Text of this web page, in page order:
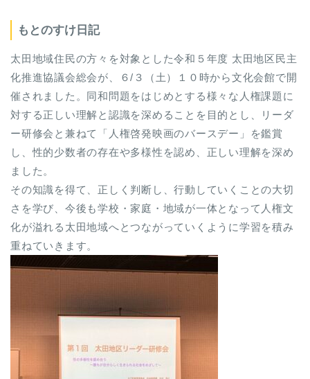
もとのすけ日記
太田地域住民の方々を対象とした令和５年度 太田地区民主
化推進協議会総会が、６/３（土）１０時から文化会館で開
催されました。同和問題をはじめとする様々な人権課題に
対する正しい理解と認識を深めることを目的とし、リーダ
ー研修会と兼ねて「人権啓発映画のバースデー」を鑑賞
し、性的少数者の存在や多様性を認め、正しい理解を深め
ました。
その知識を得て、正しく判断し、行動していくことの大切
さを学び、今後も学校・家庭・地域が一体となって人権文
化が溢れる太田地域へとつながっていくように学習を積み
重ねていきます。